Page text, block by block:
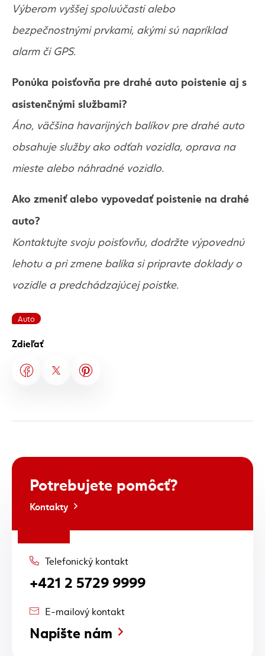
Zdieľať
Výberom vyššej spoluúčasti alebo
bezpečnostnými prvkami, akými sú napríklad
alarm či GPS.
Ponúka poisťovňa pre drahé auto poistenie aj s
asistenčnými službami?
Áno, väčšina havarijných balíkov pre drahé auto
obsahuje služby ako odťah vozidla, oprava na
mieste alebo náhradné vozidlo.
Ako zmeniť alebo vypovedať poistenie na drahé
auto?
Kontaktujte svoju poisťovňu, dodržte výpovednú
lehotu a pri zmene balíka si pripravte doklady o
vozidle a predchádzajúcej poistke.
Auto
Potrebujete pomôcť?
Kontakty
Telefonický kontakt
+421 2 5729 9999
E-mailový kontakt
Napíšte nám